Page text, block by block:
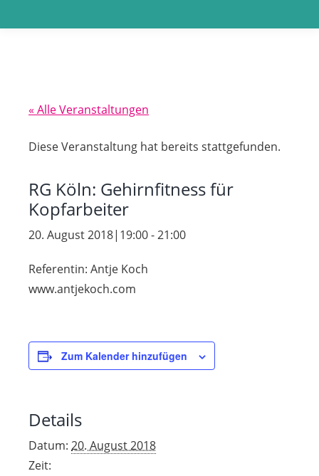
« Alle Veranstaltungen
Diese Veranstaltung hat bereits stattgefunden.
RG Köln: Gehirnfitness für
Kopfarbeiter
20. August 2018|19:00-21:00
Referentin: Antje Koch
www.antjekoch.com
Zum Kalender hinzufügen
Details
Datum: 20. August 2018
Zeit: